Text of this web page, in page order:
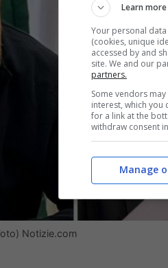
Notizie.com
Learn more
Your personal
(cookies, unique
accessed by and
site. We and our
partners.
Some vendors
interest, which
for a link at the
withdraw consent
Manage